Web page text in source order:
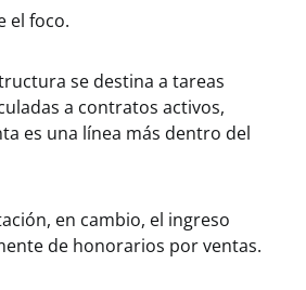
el foco.
se destina a tareas
a contratos activos,
es una línea más dentro del
en cambio, el ingreso
de honorarios por ventas.